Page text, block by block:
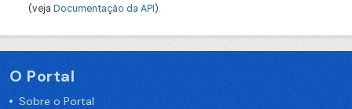
(veja Documentação da API).
O Portal
Sobre o Portal